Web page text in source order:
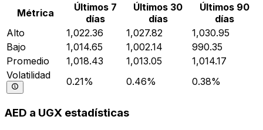
Métrica
Últimos 7
días
Últimos 30
días
Últimos 90
días
Alto
1,022.36 1,027.82
1,030.95
Bajo
1,014.65 1,002.14
990.35
Promedio
1,018.43 1,013.05
1,014.17
Volatilidad
0.21% 0.46% 0.38%
AED a UGX estadísticas